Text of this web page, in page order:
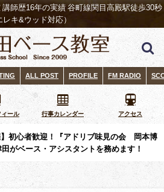
師歴16年の実績 谷町線関目高殿駅徒歩30秒
レキ&ウッド対応）
ALL POST PROFILE FM RADIO
ィール 行事カレンダー アクセス
】初心者歓迎！『アドリブ味見の会 岡本博
がベース・アシスタントを務めます！